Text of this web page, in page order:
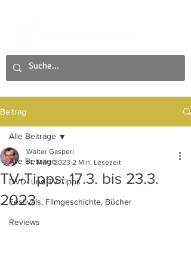
Beitrag
Alle Beiträge
DVD- und TV-Tipps
Festivals, Filmgeschichte, Bücher
Reviews
Alle Beiträge
TV-Tipps: 17.3. bis 23.3.
2023
Walter Gasperi
14. März 2023 2 Min. Lesezeit